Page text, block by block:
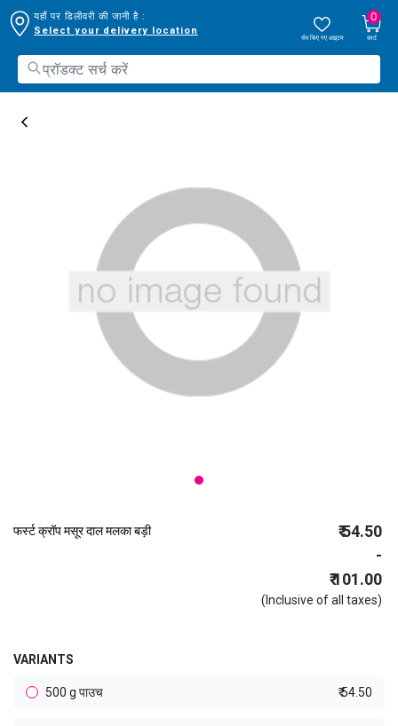
यहाँ पर डिलीवरी की जानी है :
Select your delivery location
सेव किए गए आइटम
0
कार्ट
फर्स्ट क्रॉप मसूर दाल मलका बड़ी
₹ 54.50
-
₹ 101.00
(Inclusive of all taxes)
VARIANTS
500 g पाउच ₹ 54.50